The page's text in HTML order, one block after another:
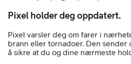
Pixel holder deg oppdatert.
Pixel varsler deg om farer i
brann eller tornadoer. Den
å sikre at du og dine nærmeste